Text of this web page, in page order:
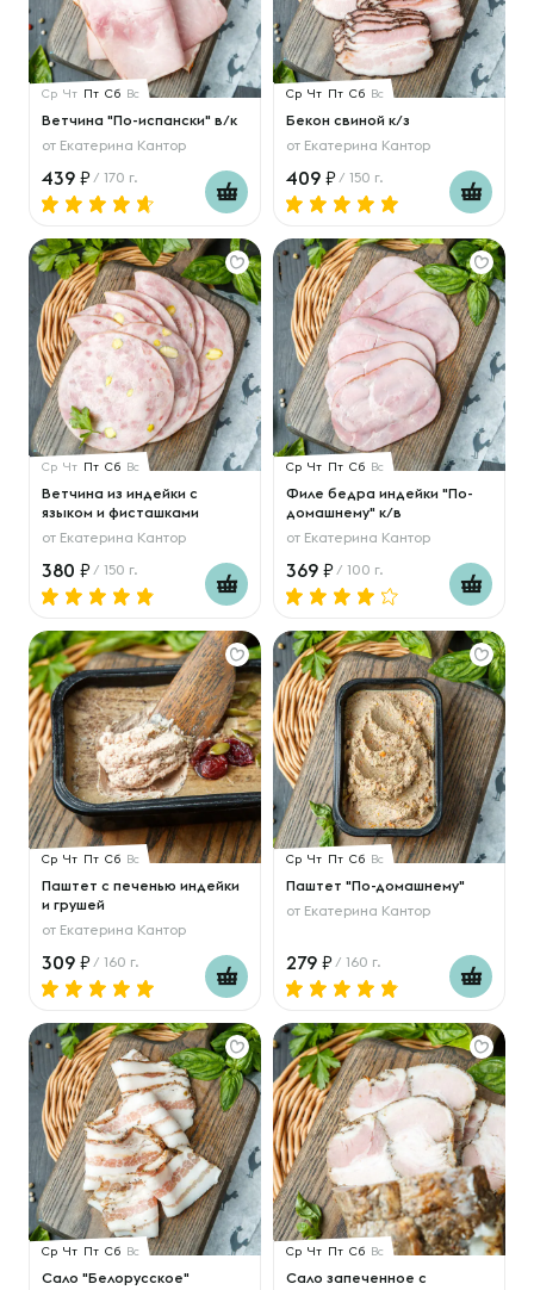
Ср Чт Пт Сб Вс
Ветчина "По-испански" в/к
от Екатерина Кантор
439 / 170 г.
Ср Чт Пт Сб Вс
Бекон свиной к/з
от Екатерина Кантор
409 / 150 г.
Ср Чт Пт Сб Вс
Ветчина из индейки с
языком и фисташками
от Екатерина Кантор
380 / 150 г.
Ср Чт Пт Сб Вс
Филе бедра индейки "По-
домашнему" к/в
от Екатерина Кантор
369 / 100 г.
Ср Чт Пт Сб Вс
Паштет с печенью индейки
и грушей
от Екатерина Кантор
309 / 160 г.
Ср Чт Пт Сб Вс
Паштет "По-домашнему"
от Екатерина Кантор
279 / 160 г.
Ср Чт Пт Сб Вс
Сало "Белорусское"
Ср Чт Пт Сб Вс
Сало запеченное с